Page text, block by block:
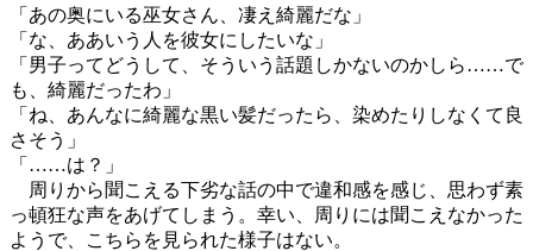
「あの奥にいる巫女さん、凄え綺麗だな」
「な、ああいう人を彼女にしたいな」
「男子ってどうして、そういう話題しかないのかしら……で
も、綺麗だったわ」
「ね、あんなに綺麗な黒い髪だったら、染めたりしなくて良
さそう」
「……は？」
周りから聞こえる下劣な話の中で違和感を感じ、思わず素
っ頓狂な声をあげてしまう。幸い、周りには聞こえなかった
ようで、こちらを見られた様子はない。